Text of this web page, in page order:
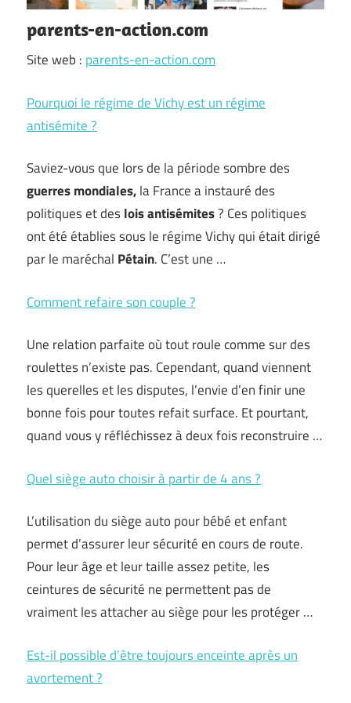
parents-en-action.com
Site web : parents-en-action.com
Pourquoi le régime de Vichy est un régime
antisémite ?
Saviez-vous que lors de la période sombre des
guerres mondiales,la France a instauré des
politiques et deslois antisémites? Ces politiques
ont été établies sous le régime Vichy qui était dirigé
par le maréchal Pétain. C’est une …
Comment refaire son couple ?
Une relation parfaite où tout roule comme sur des
roulettes n’existe pas. Cependant, quand viennent
les querelles et les disputes, l’envie d’en finir une
bonne fois pour toutes refait surface. Et pourtant,
quand vous y réfléchissez à deux fois reconstruire …
Quel siège auto choisir à partir de 4 ans ?
L’utilisation du siège auto pour bébé et enfant
permet d’assurer leur sécurité en cours de route.
Pour leur âge et leur taille assez petite, les
ceintures de sécurité ne permettent pas de
vraiment les attacher au siège pour les protéger …
Est-il possible d’être toujours enceinte après un
avortement ?